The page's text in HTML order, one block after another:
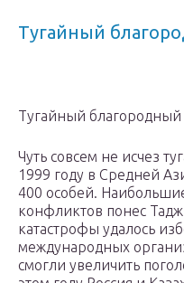
Тугайный
Тугайный благородный
Чуть совсем не исчез
1999 году в Средней
400 особей.
конфликтов понес
катастрофы удалось
международных
смогли увеличить